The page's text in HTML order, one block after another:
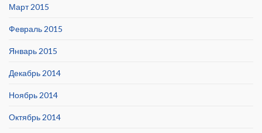
Март 2015
Февраль 2015
Январь 2015
Декабрь 2014
Ноябрь 2014
Октябрь 2014